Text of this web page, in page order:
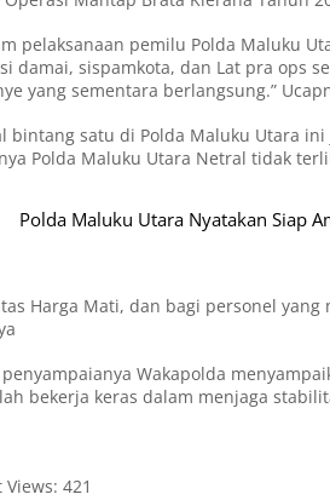
pelaksanaan pemilu Polda Maluku
damai, sispamkota, dan Lat pra ops
yang sementara berlangsung.”
bintang satu di Polda Maluku Utara
Polda Maluku Utara Netral tidak
Polda Maluku Utara Nyatakan Siap
Harga Mati, dan bagi personel
Wakapolda
bekerja keras dalam menjaga
Views: 421